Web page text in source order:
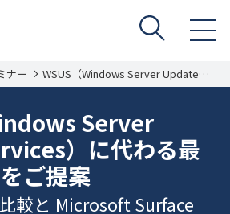
ナー WSUS（Windows Server Update
Services）に代わる最適な移行先を
介～
Server
）に代わる最
ご提案
較と Microsoft Surface